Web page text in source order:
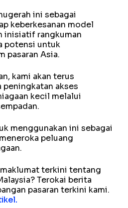
ini sebagai
keberkesanan model
inisiatif rangkuman
potensi untuk
pasaran Asia.
kami akan terus
peningkatan akses
kecil melalui
menggunakan ini sebagai
peluang
terkini tentang
Terokai berita
pasaran terkini kami.